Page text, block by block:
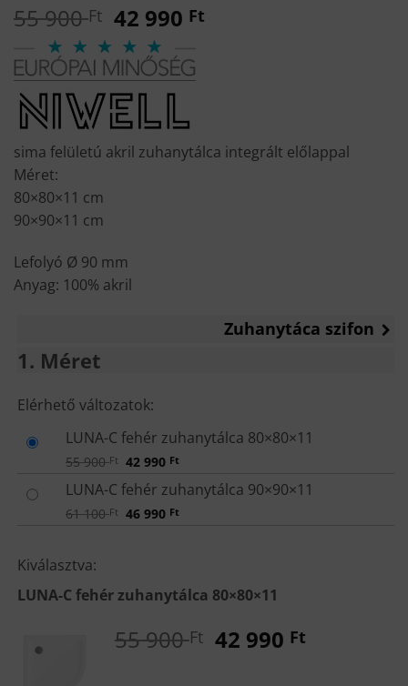
55 900Ft Original
price
was:
55
900 Ft.
42 990 Ft
sima felületú akril zuhanytálca integrált előlappal
Méret:
80×80×11 cm
90×90×11 cm
Lefolyó Ø 90 mm
Anyag: 100% akril
Zuhanytáca szifon
1 Méret
MÉRET
Elérhető változatok:
LUNA-C fehér zuhanytálca 80×80×11
55 900Ft Original
was:
55
900 Ft.
42 990 FtCurrent
is:
42
990 Ft.
LUNA-C fehér zuhanytálca 90×90×11
61 100Ft Original
46 990 FtCurrent
Kiválasztva:
LUNA-C fehér zuhanytálca 80×80×11
55 900Ft Original
42 990 Ft